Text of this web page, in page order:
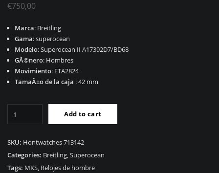
€750,00
Marca: Breitling
Gama: superocean
Modelo: Superocean II A17392D7/BD68
GÃ©nero: Hombres
Movimiento: ETA2824
TamaÃ±o de la caja : 42 mm
II
A17392D7/BD68
Add to cart
SKU: Hontwatches 713142
Categories: Breitling,Superocean
Tags: MKS, Relojes de hombre